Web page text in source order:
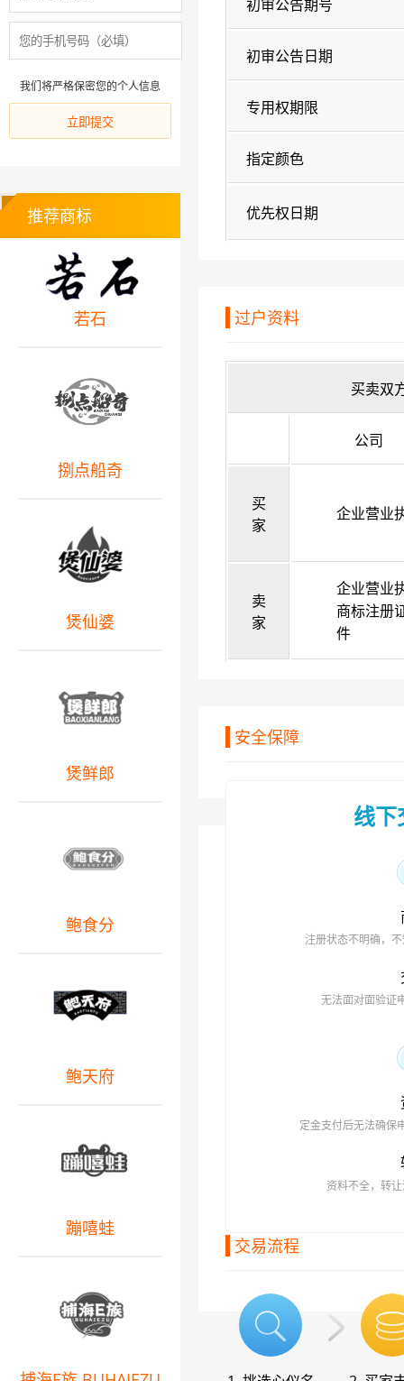
初审公告期号
初审公告日期
专用权期限
指定颜色
优先权日期
过户资料
买卖双
公司
买
家
企业营业
卖
家
企业营业
商标注册
件
安全保障
线下
注册状态不明确，
无法面对面验证
定金支付后无法确保
资料不全，转
交易流程
我们将严格保密您的个人信息
推荐商标
若石
捌点船奇
煲仙婆
煲鲜郎
鲍食分
鲍天府
蹦嘻蛙